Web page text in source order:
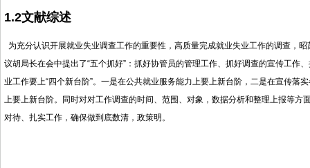
1.2文献综述
为充分认识开展就业失业调查工作的重要性，高质量完成就业失业工作的调查，
议胡局长在会中提出了“五个抓好”：抓好协管员的管理工作、抓好调查的宣传工
业工作要上“四个新台阶”。一是在公共就业服务能力上要上新台阶，二是在宣传
上要上新台阶。同时对对工作调查的时间、范围、对象，数据分析和整理上报等
对待、扎实工作，确保做到底数清，政策明。